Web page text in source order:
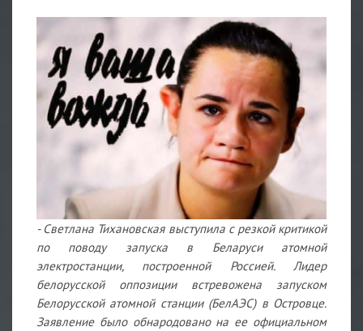
- Светлана Тихановская выступила с резкой критикой
по поводу запуска в Беларуси атомной
электростанции, построенной Россией. Лидер
белорусской оппозиции встревожена запуском
Белорусской атомной станции (БелАЭС) в Островце.
Заявление было обнародовано на ее официальном